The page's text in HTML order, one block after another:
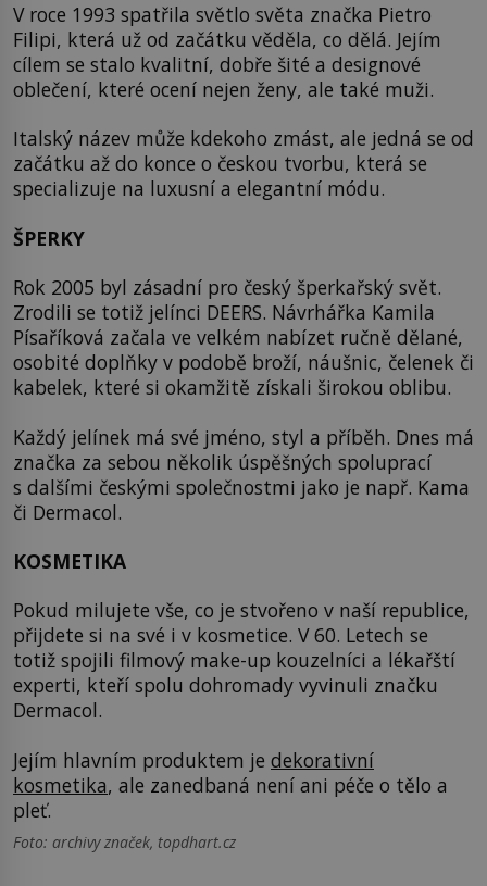
V roce 1993 spatřila světlo světa značka Pietro
Filipi, která už od začátku věděla, co dělá. Jejím
cílem se stalo kvalitní, dobře šité a designové
oblečení, které ocení nejen ženy, ale také muži.
Italský název může kdekoho zmást, ale jedná se od
začátku až do konce o českou tvorbu, která se
specializuje na luxusní a elegantní módu.
ŠPERKY
Rok 2005 byl zásadní pro český šperkařský svět.
Zrodili se totiž jelínci DEERS. Návrhářka Kamila
Písaříková začala ve velkém nabízet ručně dělané,
osobité doplňky v podobě broží, náušnic, čelenek či
kabelek, které si okamžitě získali širokou oblibu.
Každý jelínek má své jméno, styl a příběh. Dnes má
značka za sebou několik úspěšných spoluprací
s dalšími českými společnostmi jako je např. Kama
či Dermacol.
KOSMETIKA
Pokud milujete vše, co je stvořeno v naší republice,
přijdete si na své i v kosmetice. V 60. Letech se
totiž spojili filmový make-up kouzelníci a lékařští
experti, kteří spolu dohromady vyvinuli značku
Dermacol.
Jejím hlavním produktem je dekorativní
kosmetika, ale zanedbaná není ani péče o tělo a
pleť.
Foto: archivy značek, topdhart.cz